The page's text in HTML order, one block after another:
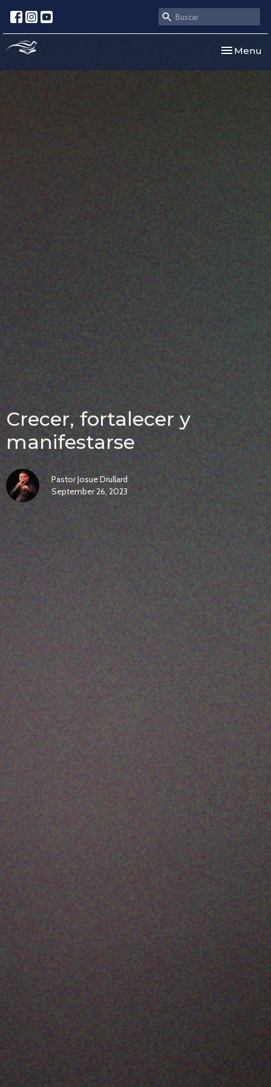
Toggle
Menu
Crecer, fortalecer y
manifestarse
Pastor Josue Drullard
September 26, 2023